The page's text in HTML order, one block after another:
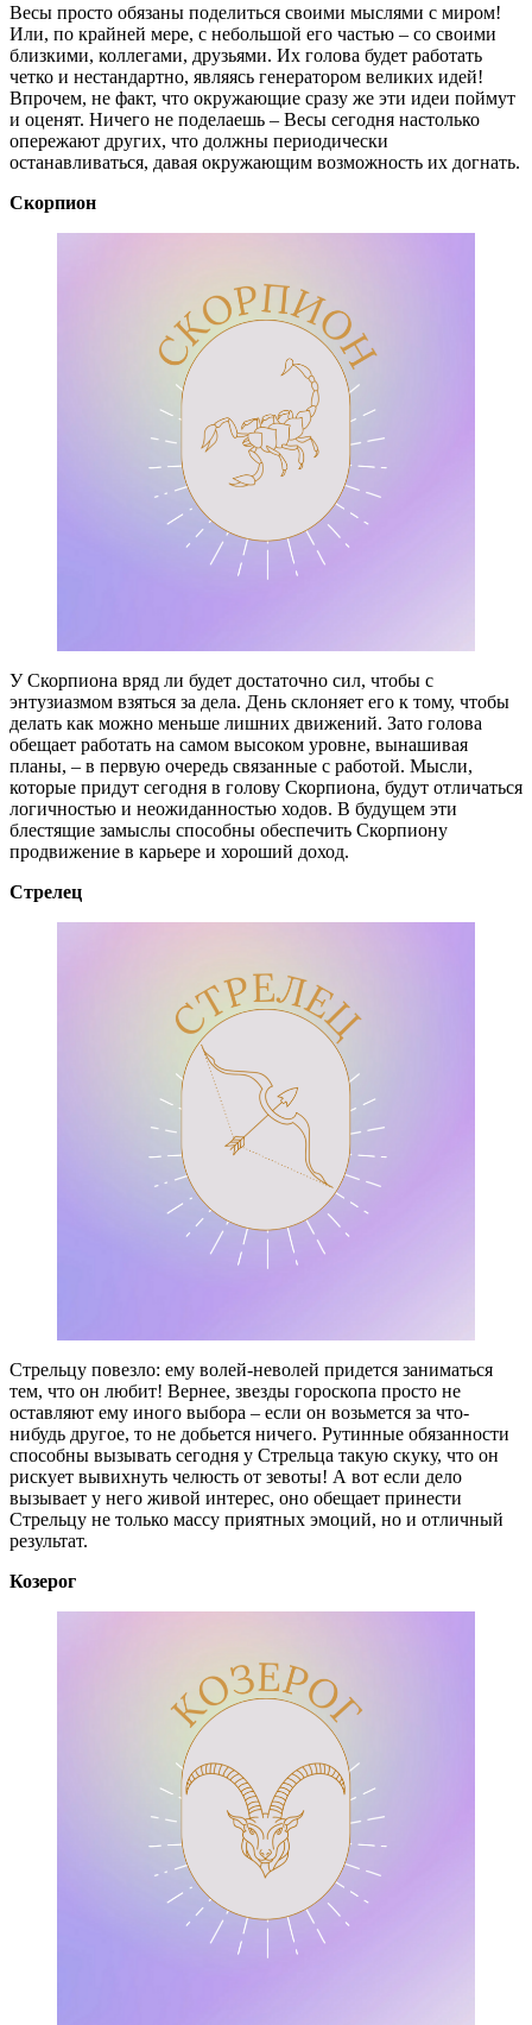
Весы просто обязаны поделиться своими мыслями с миром!
Или, по крайней мере, с небольшой его частью – со своими
близкими, коллегами, друзьями. Их голова будет работать
четко и нестандартно, являясь генератором великих идей!
Впрочем, не факт, что окружающие сразу же эти идеи поймут
и оценят. Ничего не поделаешь – Весы сегодня настолько
опережают других, что должны периодически
останавливаться, давая окружающим возможность их догнать.
Скорпион
У Скорпиона вряд ли будет достаточно сил, чтобы с
энтузиазмом взяться за дела. День склоняет его к тому, чтобы
делать как можно меньше лишних движений. Зато голова
обещает работать на самом высоком уровне, вынашивая
планы, – в первую очередь связанные с работой. Мысли,
которые придут сегодня в голову Скорпиона, будут отличаться
логичностью и неожиданностью ходов. В будущем эти
блестящие замыслы способны обеспечить Скорпиону
продвижение в карьере и хороший доход.
Стрелец
Стрельцу повезло: ему волей-неволей придется заниматься
тем, что он любит! Вернее, звезды гороскопа просто не
оставляют ему иного выбора – если он возьмется за что-
нибудь другое, то не добьется ничего. Рутинные обязанности
способны вызывать сегодня у Стрельца такую скуку, что он
рискует вывихнуть челюсть от зевоты! А вот если дело
вызывает у него живой интерес, оно обещает принести
Стрельцу не только массу приятных эмоций, но и отличный
результат.
Козерог